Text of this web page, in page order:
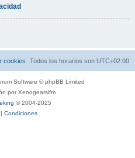
Todos los horarios son UTC+02:00
cookies
Software © phpBB Limited
por Xenogearsifm
© 2004-2025
| Condiciones